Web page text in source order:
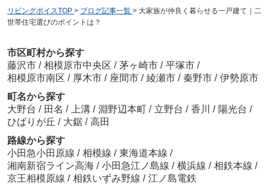
リビングボイスTOP > ブログ記事一覧 > 大家族が仲良く暮らせる一戸建て｜二
世帯住宅選びのポイントは？
市区町村から探す
藤沢市 / 相模原市中央区 / 茅ヶ崎市 / 平塚市 /
相模原市南区 / 厚木市 / 座間市 / 綾瀬市 / 秦野市 / 伊勢原市
町名から探す
大野台 / 田名 / 上溝 / 淵野辺本町 / 立野台 / 香川 / 陽光台 /
ひばりが丘 / 大鋸 / 高田
路線から探す
小田急小田原線 / 相模線 / 東海道本線 /
湘南新宿ライン高海 / 小田急江ノ島線 / 横浜線 / 相鉄本線 /
京王相模原線 / 相鉄いずみ野線 / 江ノ島電鉄